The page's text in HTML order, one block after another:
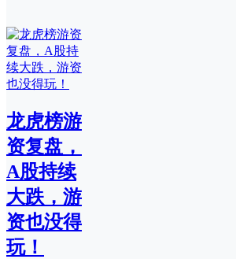
龙虎榜游
资复盘，
A股持续
大跌，游
资也没得
玩！